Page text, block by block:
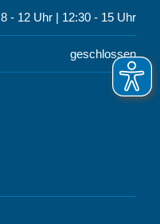
8 - 12 Uhr | 12:30 - 15 Uhr
geschlossen